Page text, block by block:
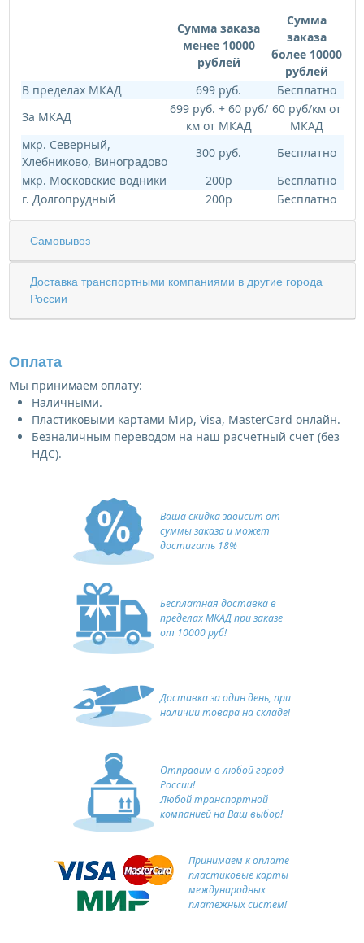
Сумма заказа
менее 10000
рублей
Сумма
заказа
более 10000
рублей
В пределах МКАД
699 руб.
Бесплатно
За МКАД
699 руб. + 60 руб/
км от МКАД
60 руб/км от
МКАД
мкр. Северный,
Хлебниково, Виноградово
300 руб.
Бесплатно
мкр. Московские водники
200р
Бесплатно
г. Долгопрудный
200р Бесплатно
Самовывоз
Доставка транспортными компаниями в другие города
России
Оплата
Мы принимаем оплату:
Наличными.
Пластиковыми картами Мир, Visa, MasterCard онлайн.
Безналичным переводом на наш расчетный счет (без
НДС).
Ваша скидка зависит от
суммы заказа и может
достигать 18%
Бесплатная доставка в
пределах МКАД при заказе
от 10000 руб!
Доставка за один день, при
наличии товара на складе!
Отправим в любой город
России!
Любой транспортной
компанией на Ваш выбор!
Принимаем к оплате
пластиковые карты
международных
платежных систем!